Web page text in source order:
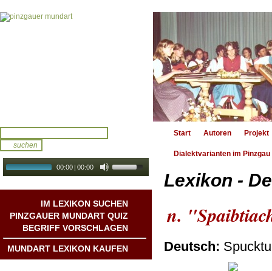
00:00 | 00:00
IM LEXIKON SUCHEN
PINZGAUER MUNDART QUIZ
BEGRIFF VORSCHLAGEN
MUNDART LEXIKON KAUFEN
Start Autoren Projekt
Dialektvarianten im Pinzgau
Lexikon -
n.
Deutsch: